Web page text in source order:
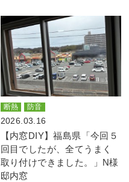
断熱 防音
2026.03.16
【内窓DIY】福島県「今回５
回目でしたが、全てうまく
取り付けできました。」N様
邸内窓